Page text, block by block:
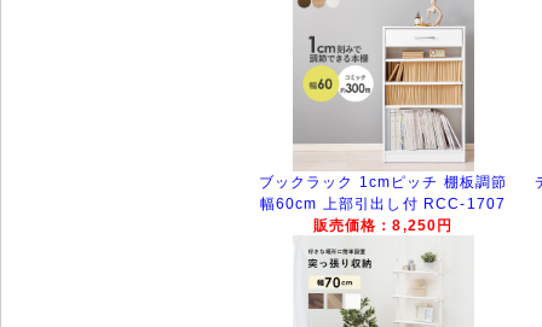
ブックラック 1cmピッチ 棚板調節
幅60cm 上部引出し付 RCC-1707
販売価格：8,250円